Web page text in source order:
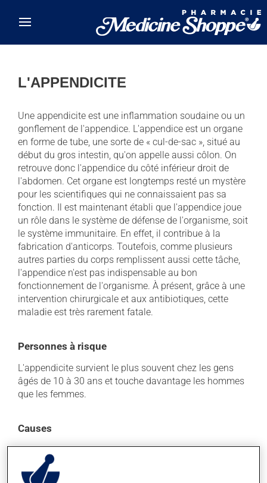
L'APPENDICITE
Une appendicite est une inflammation soudaine ou un
gonflement de l'appendice. L'appendice est un organe
en forme de tube, une sorte de « cul-de-sac », situé au
début du gros intestin, qu'on appelle aussi côlon. On
retrouve donc l'appendice du côté inférieur droit de
l'abdomen. Cet organe est longtemps resté un mystère
pour les scientifiques qui ne connaissaient pas sa
fonction. Il est maintenant établi que l'appendice joue
un rôle dans le système de défense de l'organisme, soit
le système immunitaire. En effet, il contribue à la
fabrication d'anticorps. Toutefois, comme plusieurs
autres parties du corps remplissent aussi cette tâche,
l'appendice n'est pas indispensable au bon
fonctionnement de l'organisme. À présent, grâce à une
intervention chirurgicale et aux antibiotiques, cette
maladie est très rarement fatale.
Personnes à risque
L'appendicite survient le plus souvent chez les gens
âgés de 10 à 30 ans et touche davantage les hommes
que les femmes.
Causes
Le plus souvent, l'appendicite est provoquée par une
obstruction de l'ouverture entre l'appendice et le gros
intestin. Cette obstruction peut être causée, entre